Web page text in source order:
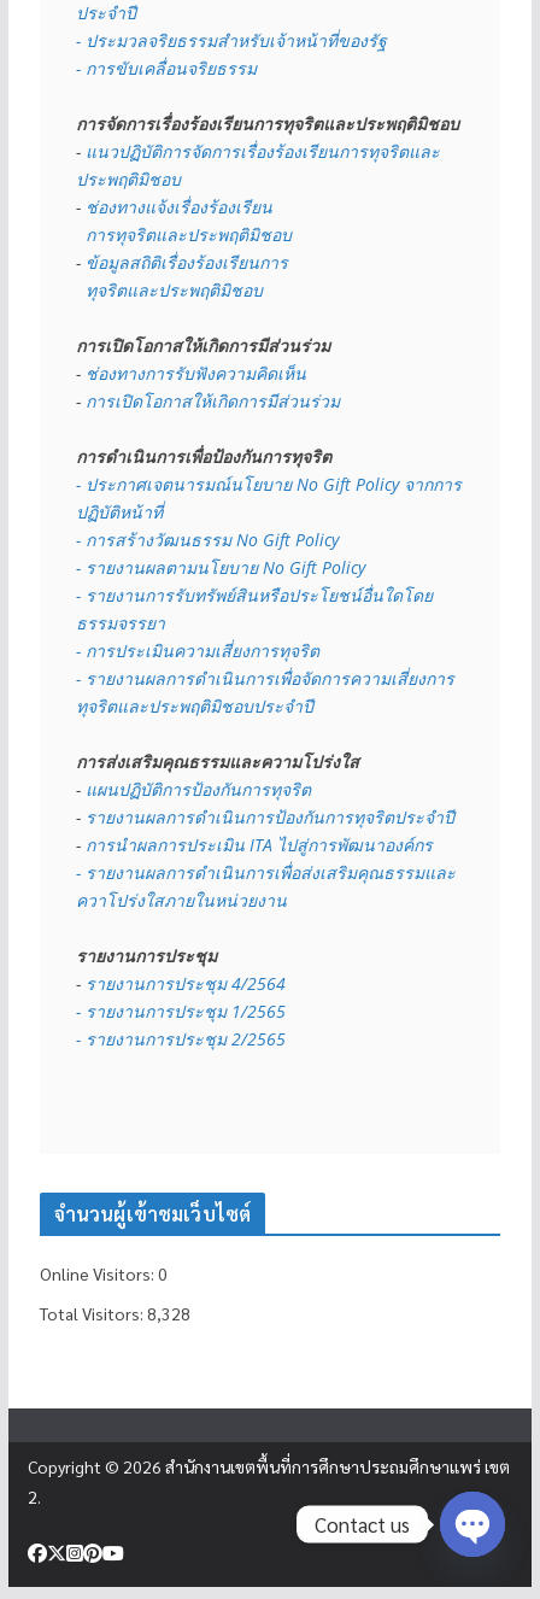
ประจำปี
- ประมวลจริยธรรมสำหรับเจ้าหน้าที่ของรัฐ
- การขับเคลื่อนจริยธรรม
การจัดการเรื่องร้องเรียนการทุจริตและประพฤติมิชอบ
- แนวปฏิบัติการจัดการเรื่องร้องเรียนการทุจริตและ
ประพฤติมิชอบ
- ช่องทางแจ้งเรื่องร้องเรียน
  การทุจริตและประพฤติมิชอบ
- ข้อมูลสถิติเรื่องร้องเรียนการ
  ทุจริตและประพฤติมิชอบ
การเปิดโอกาสให้เกิดการมีส่วนร่วม
- ช่องทางการรับฟังความคิดเห็น
- การเปิดโอกาสให้เกิดการมีส่วนร่วม
การดำเนินการเพื่อป้องกันการทุจริต
- ประกาศเจตนารมณ์นโยบาย No Gift Policy จากการ
ปฏิบัติหน้าที่
- การสร้างวัฒนธรรม No Gift Policy
- รายงานผลตามนโยบาย No Gift Policy
- รายงานการรับทรัพย์สินหรือประโยชน์อื่นใดโดย
ธรรมจรรยา
- การประเมินความเสี่ยงการทุจริต
- รายงานผลการดำเนินการเพื่อจัดการความเสี่ยงการ
ทุจริตและประพฤติมิชอบประจำปี
การส่งเสริมคุณธรรมและความโปร่งใส
- แผนปฏิบัติการป้องกันการทุจริต
- รายงานผลการดำเนินการป้องกันการทุจริตประจำปี
- การนำผลการประเมิน ITA ไปสู่การพัฒนาองค์กร
- รายงานผลการดำเนินการเพื่อส่งเสริมคุณธรรมและ
ควาโปร่งใสภายในหน่วยงาน
รายงานการประชุม
- รายงานการประชุม 4/2564
- รายงานการประชุม 1/2565
- รายงานการประชุม 2/2565
จำนวนผู้เข้าชมเว็บไซต์
Online Visitors: 0
Total Visitors: 8,328
Copyright © 2026 สำนักงานเขตพื้นที่การศึกษาประถมศึกษาแพร่ เขต
2.
Contact us